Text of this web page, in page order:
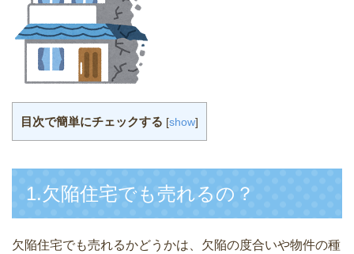
目次で簡単にチェックする [show]
1.欠陥住宅でも売れるの？
欠陥住宅でも売れるかどうかは、欠陥の度合いや物件の種